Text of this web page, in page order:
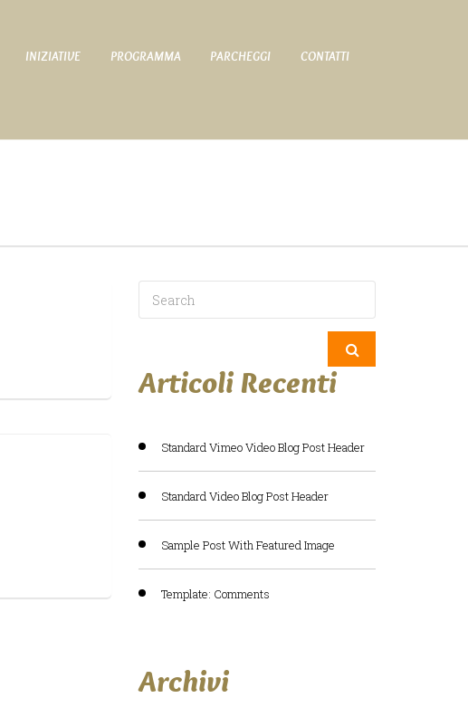
INIZIATIVE PROGRAMMA PARCHEGGI CONTATTI
Articoli Recenti
Standard Vimeo Video Blog Post Header
Standard Video Blog Post Header
Sample Post With Featured Image
Template: Comments
Archivi